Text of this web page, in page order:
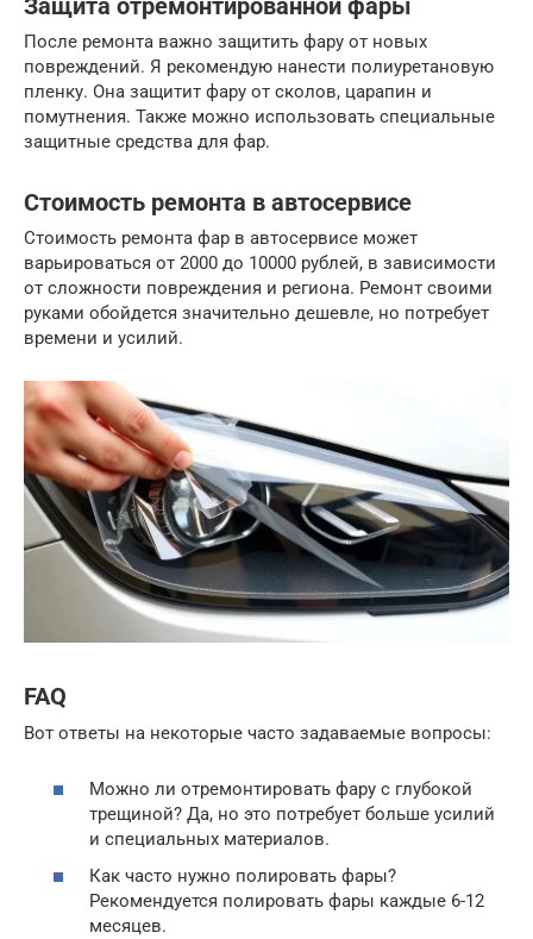
Защита отремонтированной фары
После ремонта важно защитить фару от новых
повреждений. Я рекомендую нанести полиуретановую
пленку. Она защитит фару от сколов, царапин и
помутнения. Также можно использовать специальные
защитные средства для фар.
Стоимость ремонта в автосервисе
Стоимость ремонта фар в автосервисе может
варьироваться от 2000 до 10000 рублей, в зависимости
от сложности повреждения и региона. Ремонт своими
руками обойдется значительно дешевле, но потребует
времени и усилий.
FAQ
Вот ответы на некоторые часто задаваемые вопросы:
Можно ли отремонтировать фару с глубокой
трещиной? Да, но это потребует больше усилий
и специальных материалов.
Как часто нужно полировать фары?
Рекомендуется полировать фары каждые 6-12
месяцев.